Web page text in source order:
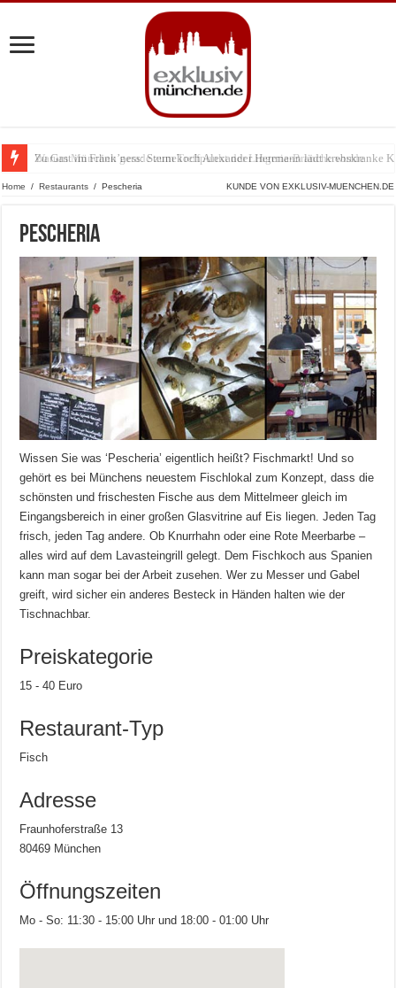
Zu Gast im Fränk’ness: Sternekoch Alexander Herrmann lädt krebskranke
Warum München gerade zum Treffpunkt der Lingerie-Branche wurde
KUNDE VON EXKLUSIV-MUENCHEN.DE
Home / Restaurants / Pescheria
Pescheria
Wissen Sie was ‘Pescheria’ eigentlich heißt? Fischmarkt! Und so
gehört es bei Münchens neuestem Fischlokal zum Konzept, dass die
schönsten und frischesten Fische aus dem Mittelmeer gleich im
Eingangsbereich in einer großen Glasvitrine auf Eis liegen. Jeden Tag
frisch, jeden Tag andere. Ob Knurrhahn oder eine Rote Meerbarbe –
alles wird auf dem Lavasteingrill gelegt. Dem Fischkoch aus Spanien
kann man sogar bei der Arbeit zusehen. Wer zu Messer und Gabel
greift, wird sicher ein anderes Besteck in Händen halten wie der
Tischnachbar.
Preiskategorie
15 - 40 Euro
Restaurant-Typ
Fisch
Adresse
Fraunhoferstraße 13
80469 München
Öffnungszeiten
Mo - So: 11:30 - 15:00 Uhr und 18:00 - 01:00 Uhr